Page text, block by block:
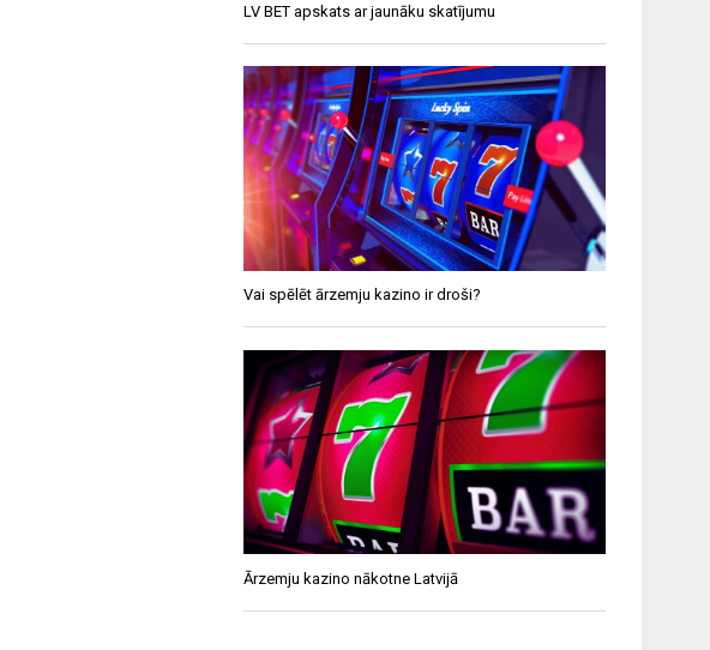
LV BET apskats ar jaunāku skatījumu
Vai spēlēt ārzemju kazino ir droši?
Ārzemju kazino nākotne Latvijā